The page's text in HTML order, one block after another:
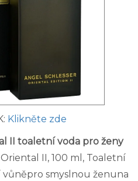
Klikněte zde
II toaletní voda pro ženy
II, 100 ml, Toaletní
smyslnou ženuna